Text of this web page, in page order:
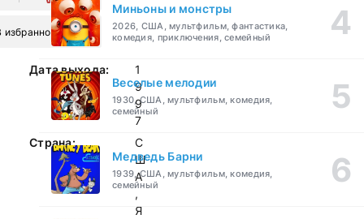
избранное
Дата выхода:
1
9
9
7
Страна:
С
Ш
А
,
Я
Миньоны и монстры
2026, США, мультфильм, фантастика,
комедия, приключения, семейный
Веселые мелодии
1930, США, мультфильм, комедия,
семейный
Медведь Барни
1939, США, мультфильм, комедия,
семейный